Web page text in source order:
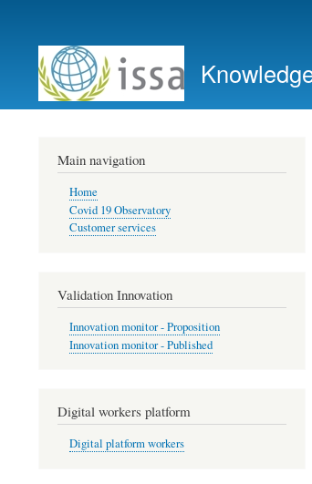
account
menu
Main navigation
Home
Covid 19 Observatory
Customer services
Validation Innovation
Innovation monitor - Proposition
Innovation monitor - Published
Digital workers platform
Digital platform workers